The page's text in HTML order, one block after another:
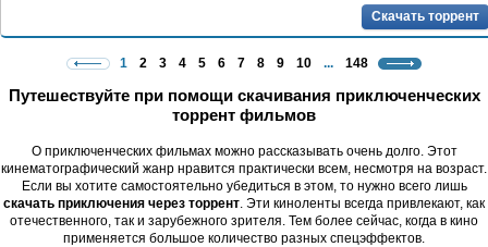
Скачать торрент
1 2 3 4 5 6 7 8 9 10 ... 148
Путешествуйте при помощи скачивания приключенческих
торрент фильмов
О приключенческих фильмах можно рассказывать очень долго. Этот
кинематографический жанр нравится практически всем, несмотря на возраст.
Если вы хотите самостоятельно убедиться в этом, то нужно всего лишь
скачать приключения через торрент. Эти киноленты всегда привлекают, как
отечественного, так и зарубежного зрителя. Тем более сейчас, когда в кино
применяется большое количество разных спецэффектов.